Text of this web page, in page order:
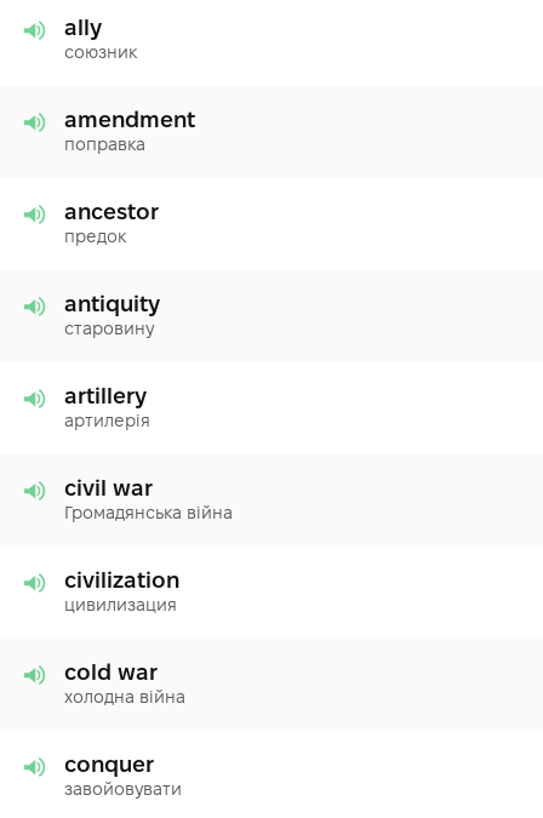
ally
союзник
amendment
поправка
ancestor
предок
antiquity
старовину
artillery
артилерія
civil war
Громадянська війна
civilization
цивилизация
cold war
холодна війна
conquer
завойовувати